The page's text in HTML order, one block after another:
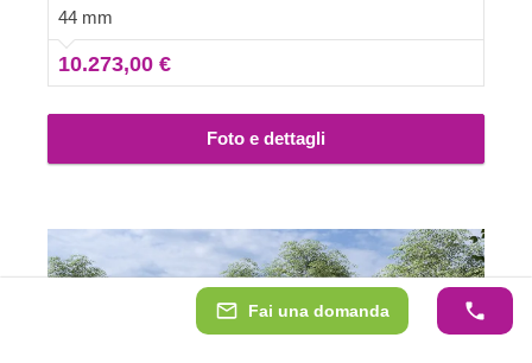
Fai una domanda
anche una versione coibentata di questo modello.
44 mm
10.273,00 €
Foto e dettagli